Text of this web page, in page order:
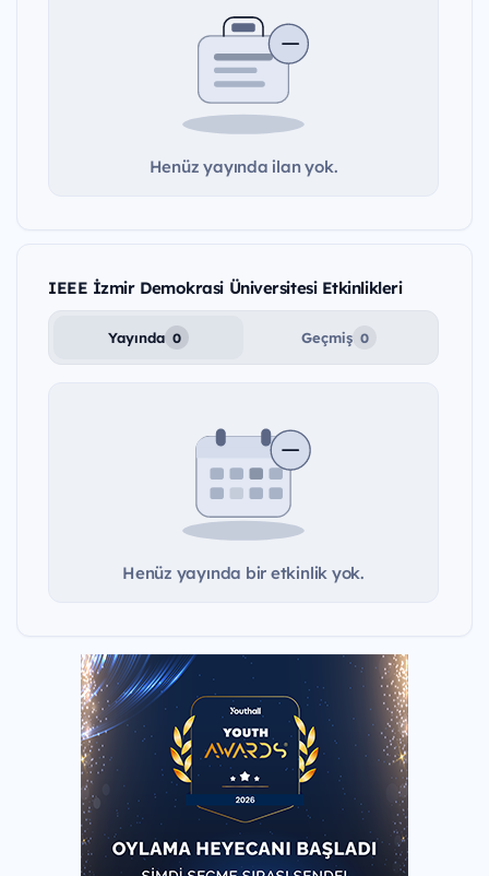
Henüz yayında ilan yok.
IEEE İzmir Demokrasi Üniversitesi Etkinlikleri
Yayında 0 Geçmiş 0
Henüz yayında bir etkinlik yok.